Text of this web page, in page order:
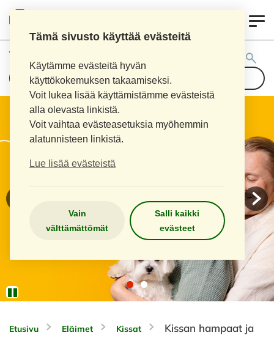
Tämä sivusto käyttää evästeitä
Käytämme evästeitä hyvän
käyttökokemuksen takaamiseksi.
Voit lukea lisää käyttämistämme evästeistä
alla olevasta linkistä.
Voit vaihtaa evästeasetuksia myöhemmin
alatunnisteen linkistä.
Lue lisää evästeistä
Vain
välttämättömät
Salli kaikki
evästeet
Tuotehaku:
Etusivu Eläimet Kissat
Kissan hampaat ja